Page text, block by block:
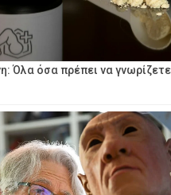
Όλα όσα πρέπει να γνωρίζετε